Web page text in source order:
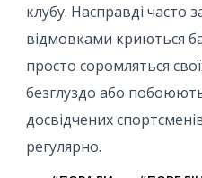
клубу. Насправді часто
відмовками криються
просто соромляться
безглуздо або
досвідчених
регулярно.